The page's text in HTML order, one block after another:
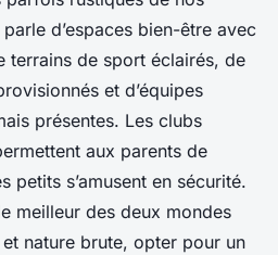
d’espaces bien-être avec
terrains de sport éclairés, de
et d’équipes
présentes. Les clubs
aux parents de
petits s’amusent en sécurité.
meilleur des deux mondes
nature brute, opter pour un